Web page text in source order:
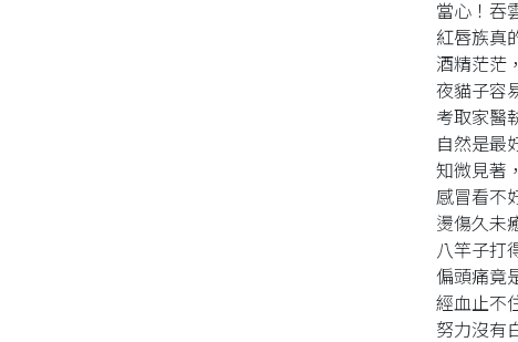
當心！吞
紅唇族真
酒精茫茫
夜貓子容
考取家醫
自然是最
知微見著
感冒看不
燙傷久未
八竿子打
偏頭痛竟
經血止不
努力沒有